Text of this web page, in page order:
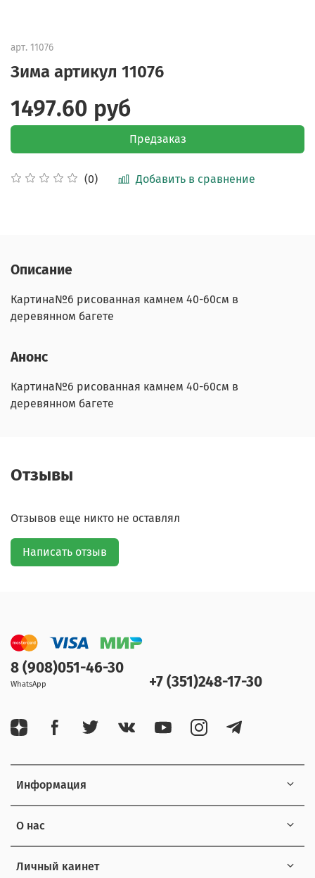
арт. 11076
Зима артикул 11076
(0) Добавить в сравнение
1497.60 руб
Предзаказ
Описание
Картина№6 рисованная камнем 40-60см в
деревянном багете
Анонс
Картина№6 рисованная камнем 40-60см в
деревянном багете
Отзывы
Отзывов еще никто не оставлял
Написать отзыв
Информация
О нас
Личный каинет
8 (908)051-46-30
WhatsApp +7 (351)248-17-30